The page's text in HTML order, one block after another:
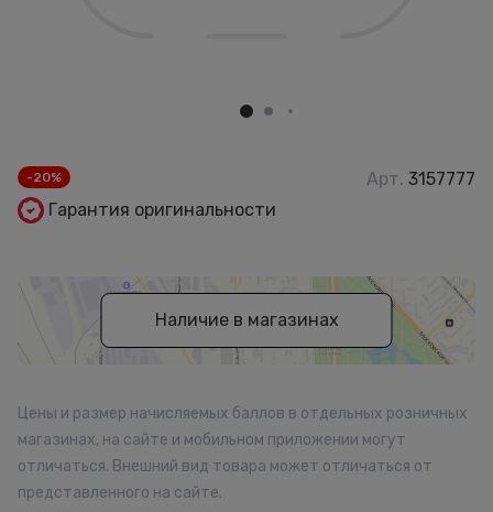
-20% Арт. 3157777
Гарантия оригинальности
Наличие в магазинах
Цены и размер начисляемых баллов в отдельных розничных
магазинах, на сайте и мобильном приложении могут
отличаться. Внешний вид товара может отличаться от
представленного на сайте.